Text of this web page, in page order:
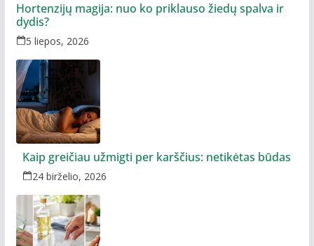
Hortenzijų magija: nuo ko priklauso žiedų spalva ir
dydis?
5 liepos, 2026
Kaip greičiau užmigti per karščius: netikėtas būdas
24 birželio, 2026